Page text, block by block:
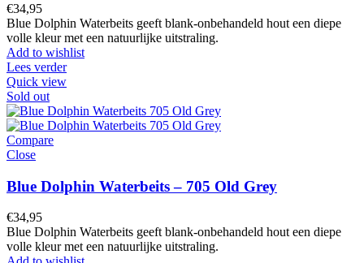
€34,95
Blue Dolphin Waterbeits geeft blank-onbehandeld hout een diepe
volle kleur met een natuurlijke uitstraling.
Add to wishlist
Lees verder
Quick view
Sold out
Compare
Close
Blue Dolphin Waterbeits – 705 Old Grey
€34,95
Blue Dolphin Waterbeits geeft blank-onbehandeld hout een diepe
volle kleur met een natuurlijke uitstraling.